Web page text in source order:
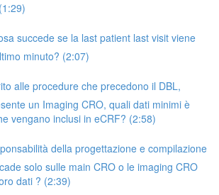
succede se la last patient last visit viene
minuto? (2:07)
alle procedure che precedono il DBL,
un Imaging CRO, quali dati minimi è
vengano inclusi in eCRF? (2:58)
della progettazione e compilazione
solo sulle main CRO o le imaging CRO
dati ? (2:39)